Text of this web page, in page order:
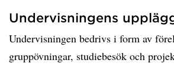
Undervisningens
Undervisningen bedrivs i form av
gruppövningar, studiebesök och